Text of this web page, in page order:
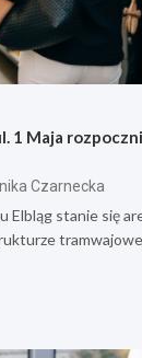
1 Maja
Czarnecka
Elbląg stanie się